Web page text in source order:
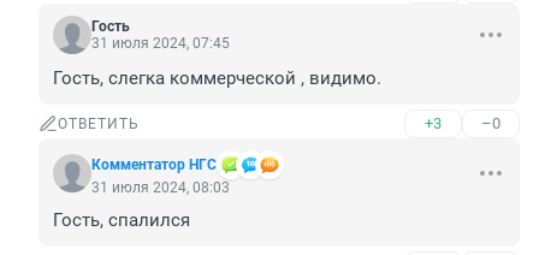
Гость
31 июля 2024, 07:45
Гость, слегка коммерческой , видимо.
ОТВЕТИТЬ +3 –0
Комментатор НГС
31 июля 2024, 08:03
Гость, спалился